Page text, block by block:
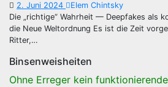
2. Juni 2024
Elem Chintsky
Die „richtige“ Wahrheit — Deepfakes als
die Neue Weltordnung Es ist die Zeit
Ritter,…
Binsenweisheiten
Ohne Erreger kein